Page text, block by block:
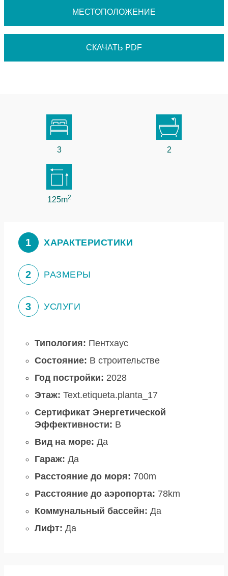
МЕСТОПОЛОЖЕНИЕ
СКАЧАТЬ PDF
3 2
125m2
1 ХАРАКТЕРИСТИКИ
2 РАЗМЕРЫ
3 УСЛУГИ
Типология: Пентхаус
Состояние: В строительстве
Год постройки: 2028
Этаж: Text.etiqueta.planta_17
Сертификат Энергетической
Эффективности: B
Вид на море: Да
Гараж: Да
Расстояние до моря: 700m
Расстояние до аэропорта: 78km
Коммунальный бассейн: Да
Лифт: Да